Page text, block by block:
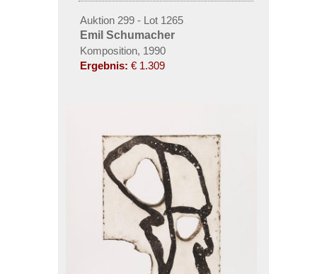
Auktion 299 - Lot 1265
Emil Schumacher
Komposition, 1990
Ergebnis: € 1.309